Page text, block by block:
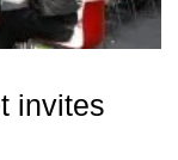
invites